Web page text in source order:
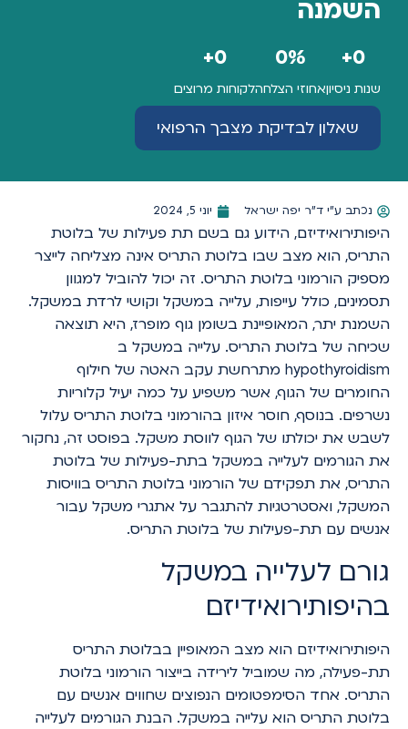
השמנה
שנות ניסיון
0
+
אחוזי הצלחה
%
0
לקוחות מרוצים
0
+
שאלון לבדיקת מצבך הרפואי
נכתב ע"י ד"ר יפה ישראל יוני 5, 2024
היפותירואידיזם, הידוע גם בשם תת פעילות של בלוטת
התריס, הוא מצב שבו בלוטת התריס אינה מצליחה לייצר
מספיק הורמוני בלוטת התריס. זה יכול להוביל למגוון
תסמינים, כולל עייפות, עלייה במשקל וקושי לרדת במשקל.
השמנת יתר, המאופיינת בשומן גוף מופרז, היא תוצאה
שכיחה של בלוטת התריס. עלייה במשקל ב
hypothyroidism מתרחשת עקב האטה של חילוף
החומרים של הגוף, אשר משפיע על כמה יעיל קלוריות
נשרפים. בנוסף, חוסר איזון בהורמוני בלוטת התריס עלול
לשבש את יכולתו של הגוף לווסת משקל. בפוסט זה, נחקור
את הגורמים לעלייה במשקל בתת-פעילות של בלוטת
התריס, את תפקידם של הורמוני בלוטת התריס בוויסות
המשקל, ואסטרטגיות להתגבר על אתגרי משקל עבור
אנשים עם תת-פעילות של בלוטת התריס.
גורם לעלייה במשקל
בהיפותירואידיזם
היפותירואידיזם הוא מצב המאופיין בבלוטת התריס
תת-פעילה, מה שמוביל לירידה בייצור הורמוני בלוטת
התריס. אחד הסימפטומים הנפוצים שחווים אנשים עם
בלוטת התריס הוא עלייה במשקל. הבנת הגורמים לעלייה